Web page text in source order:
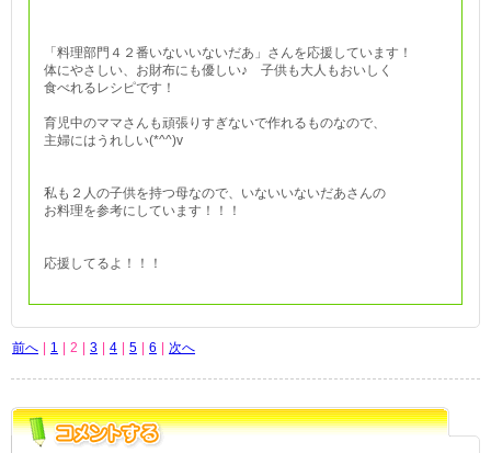
「料理部門４２番いないいないだあ」さんを応援しています！
体にやさしい、お財布にも優しい♪ 子供も大人もおいしく
食べれるレシピです！
育児中のママさんも頑張りすぎないで作れるものなので、
主婦にはうれしい(*^^)v
私も２人の子供を持つ母なので、いないいないだあさんの
お料理を参考にしています！！！
応援してるよ！！！
前へ 1 2 3 4 5 6 次へ